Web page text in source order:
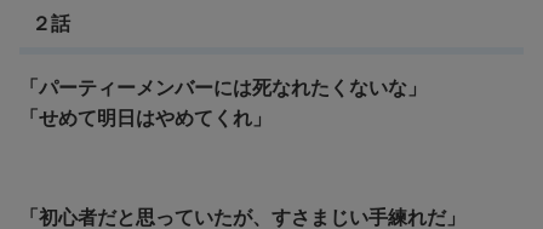
２話
「パーティーメンバーには死なれたくないな」
「せめて明日はやめてくれ」
「初心者だと思っていたが、すさまじい手練れだ」